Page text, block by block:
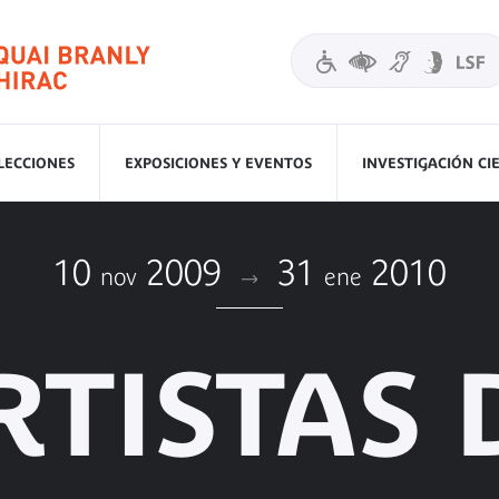
EXPOSICIONES Y EVENTOS INVESTIGACIÓN
10 nov 2009 31 ene 2010